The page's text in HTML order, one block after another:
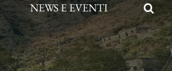
NEWS E EVENTI